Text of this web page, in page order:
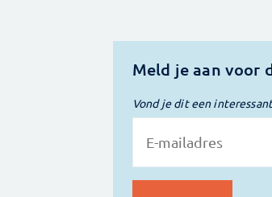
Meld je aan voor
Vond je dit een